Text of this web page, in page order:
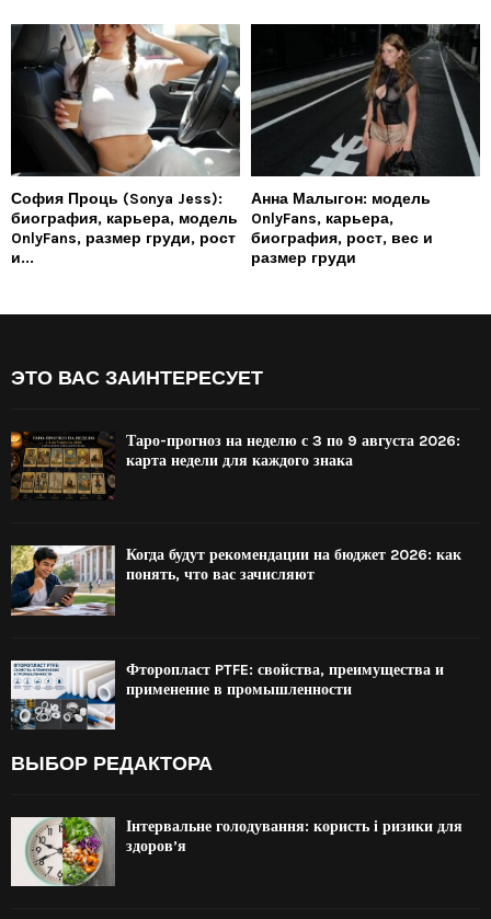
София Проць (Sonya Jess):
биография, карьера, модель
OnlyFans, размер груди, рост
и...
Анна Малыгон: модель
OnlyFans, карьера,
биография, рост, вес и
размер груди
ЭТО ВАС ЗАИНТЕРЕСУЕТ
Таро-прогноз на неделю с 3 по 9 августа 2026:
карта недели для каждого знака
Когда будут рекомендации на бюджет 2026: как
понять, что вас зачисляют
Фторопласт PTFE: свойства, преимущества и
применение в промышленности
ВЫБОР РЕДАКТОРА
Інтервальне голодування: користь і ризики для
здоров’я